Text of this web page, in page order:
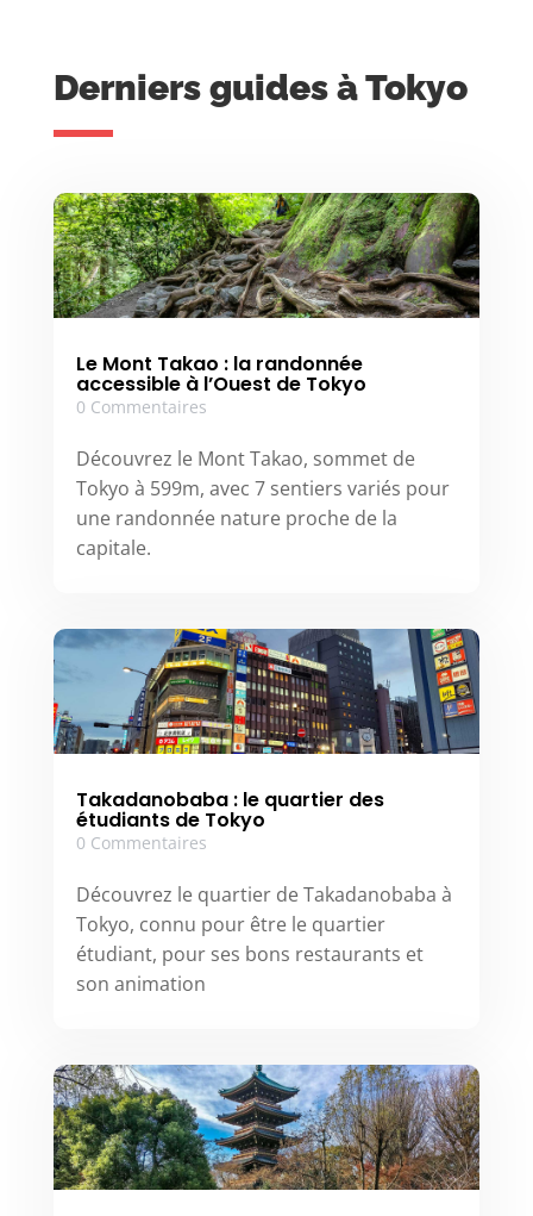
Derniers guides à Tokyo
Le Mont Takao : la randonnée
accessible à l’Ouest de Tokyo
0 Commentaires
Découvrez le Mont Takao, sommet de
Tokyo à 599m, avec 7 sentiers variés pour
une randonnée nature proche de la
capitale.
Takadanobaba : le quartier des
étudiants de Tokyo
0 Commentaires
Découvrez le quartier de Takadanobaba à
Tokyo, connu pour être le quartier
étudiant, pour ses bons restaurants et
son animation